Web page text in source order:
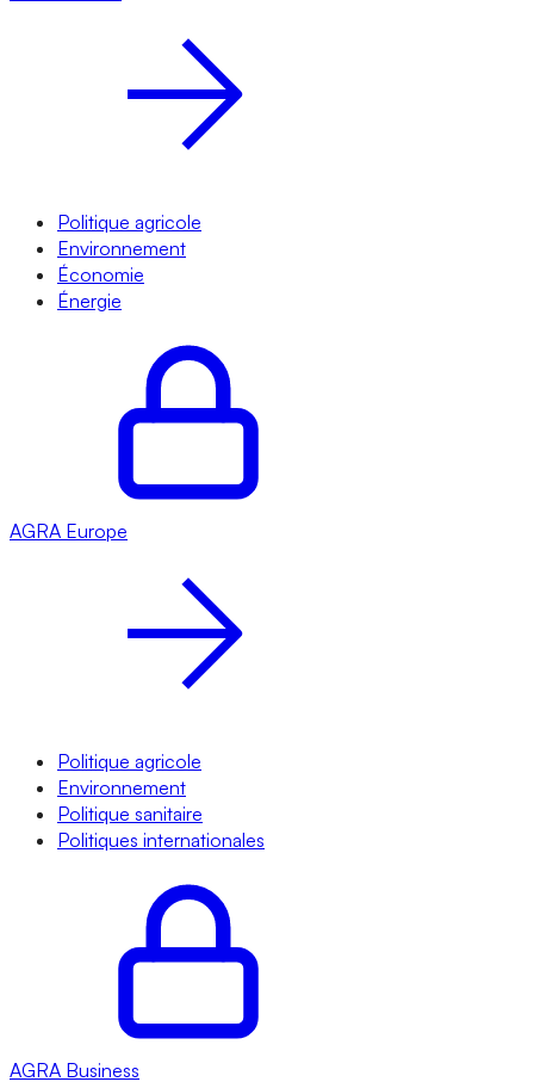
Politique agricole
Environnement
Économie
Énergie
AGRA Europe
Politique agricole
Environnement
Politique sanitaire
Politiques internationales
AGRA Business